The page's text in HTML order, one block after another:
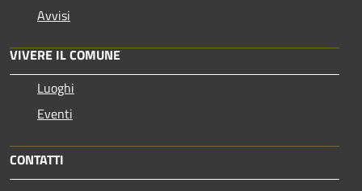
Avvisi
VIVERE IL COMUNE
Luoghi
Eventi
CONTATTI